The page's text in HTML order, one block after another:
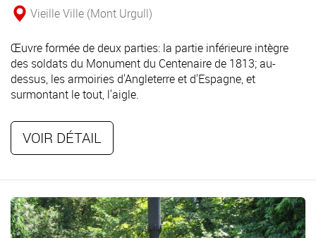
Vieille Ville (Mont Urgull)
Œuvre formée de deux parties: la partie inférieure intègre
des soldats du Monument du Centenaire de 1813; au-
dessus, les armoiries d'Angleterre et d'Espagne, et
surmontant le tout, l'aigle.
VOIR DÉTAIL